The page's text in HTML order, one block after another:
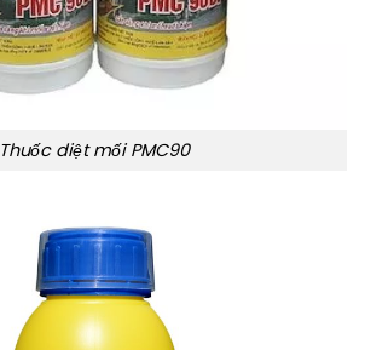
Thuốc diệt mối PMC90